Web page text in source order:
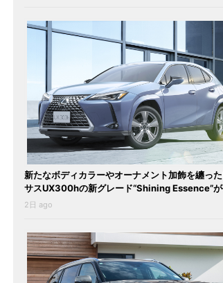
新たなボディカラーやオーナメント加飾を纏っ
サスUX300hの新グレード“Shining Essence”
2日 ago